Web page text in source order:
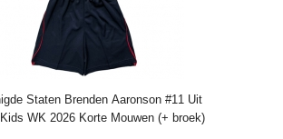
Staten Brenden Aaronson #11 Uit
WK 2026 Korte Mouwen (+ broek)